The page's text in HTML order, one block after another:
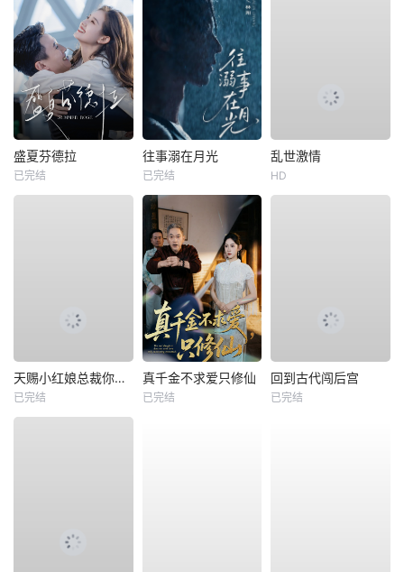
盛夏芬德拉
已完结
往事溺在月光
已完结
乱世激情
HD
天赐小红娘总裁你找错夫人了
已完结
真千金不求爱只修仙
已完结
回到古代闯后宫
已完结